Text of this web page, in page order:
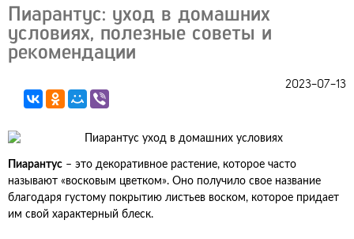
Пиарантус: уход в домашних
условиях, полезные советы и
рекомендации
2023-07-13
Пиарантус – это декоративное растение, которое часто
называют «восковым цветком». Оно получило свое название
благодаря густому покрытию листьев воском, которое придает
им свой характерный блеск.